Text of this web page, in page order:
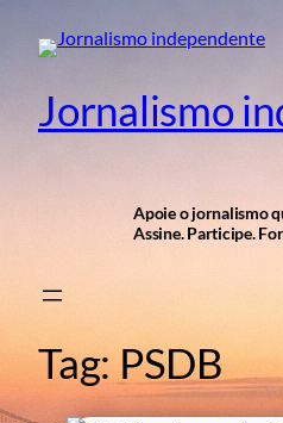
para
conteúdo
Jornalismo
Apoie o jornalismo
Assine. Participe.
Tag:PSDB